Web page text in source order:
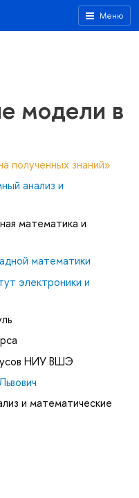
Меню
модели в
полученных знаний»
анализ и
математика и
математики
электроники и
НИУ ВШЭ
и математические